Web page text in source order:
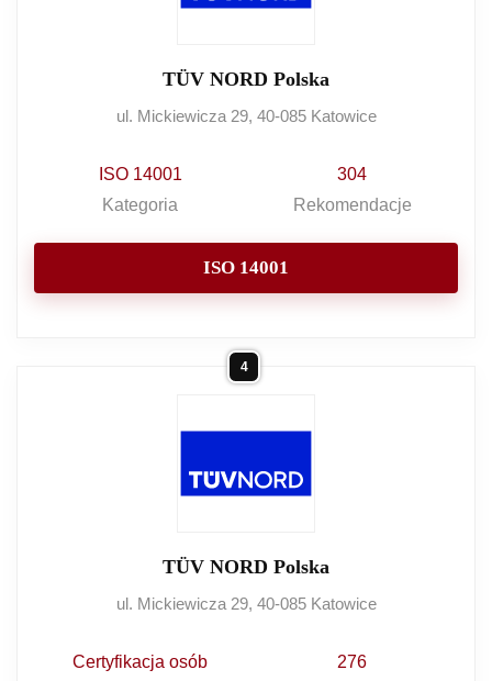
TÜV NORD Polska
ul. Mickiewicza 29, 40-085 Katowice
ISO 14001
Kategoria
304
Rekomendacje
ISO 14001
4
TÜV NORD Polska
ul. Mickiewicza 29, 40-085 Katowice
Certyfikacja osób
276